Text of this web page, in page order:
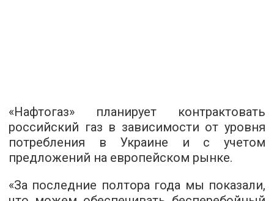
«Нафтогаз» планирует контрактовать
российский газ в зависимости от уровня
потребления в Украине и с учетом
предложений на европейском рынке.
«За последние полтора года мы показали,